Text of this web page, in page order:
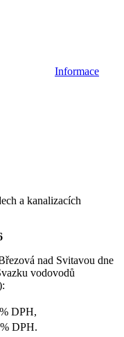
Informace
a kanalizacích
nad Svitavou dne
vodovodů
DPH,
DPH.